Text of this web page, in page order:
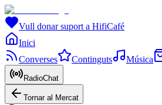
Vull donar suport a HifiCafé
Inici
Converses
Continguts Música
RadioChat
Tornar al Mercat